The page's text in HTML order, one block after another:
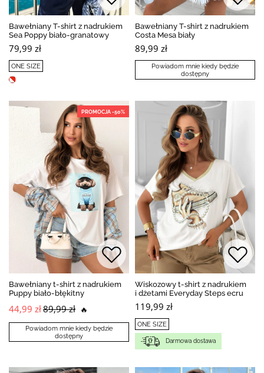
Bawełniany T-shirt z nadrukiem
Sea Poppy biało-granatowy
79,99 zł
ONE SIZE
Bawełniany T-shirt z nadrukiem
Costa Mesa biały
89,99 zł
Powiadom mnie kiedy będzie
dostępny
PROMOCJA -50%
Bawełniany t-shirt z nadrukiem
Puppy biało-błękitny
44,99 zł89,99 zł 🔥
Powiadom mnie kiedy będzie
dostępny
Wiskozowy t-shirt z nadrukiem
i dżetami Everyday Steps ecru
119,99 zł
ONE SIZE
Darmowa dostawa